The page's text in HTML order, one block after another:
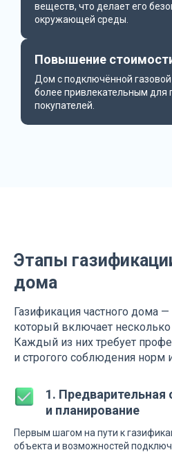
веществ, что делает его
окружающей среды.
Повышение
Дом с подключённой газовой
более привлекательным для
покупателей.
Этапы
дома
Газификация частного дома
который включает
Каждый из них требует
и строгого соблюдения норм
1. Предварительная
и планирование
Первым шагом на пути к
объекта и возможностей